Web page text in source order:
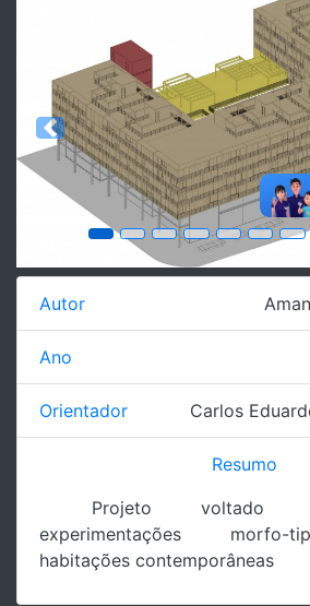
Previous
Autor
Ano
Orientador Carlos
Resumo
Projeto voltado
experimentações morfo-
habitações contemporâneas